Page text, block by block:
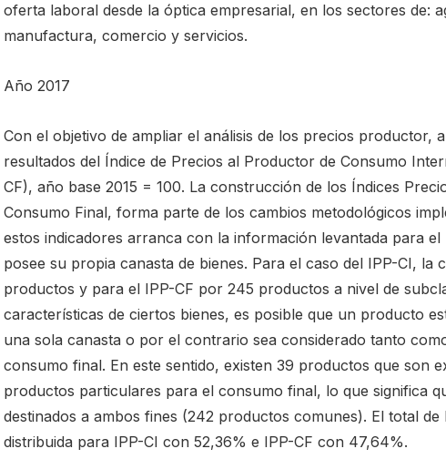
oferta laboral desde la óptica empresarial, en los sectores de:
manufactura, comercio y servicios.
Año 2017
Con el objetivo de ampliar el análisis de los precios productor,
resultados del Índice de Precios al Productor de Consumo
CF), año base 2015 = 100. La construcción de los Índices
Consumo Final, forma parte de los cambios metodológicos
estos indicadores arranca con la información levantada para
posee su propia canasta de bienes. Para el caso del IPP-CI, la
productos y para el IPP-CF por 245 productos a nivel de
características de ciertos bienes, es posible que un producto
una sola canasta o por el contrario sea considerado tanto
consumo final. En este sentido, existen 39 productos que son
productos particulares para el consumo final, lo que significa
destinados a ambos fines (242 productos comunes). El total
distribuida para IPP-CI con 52,36% e IPP-CF con 47,64%.